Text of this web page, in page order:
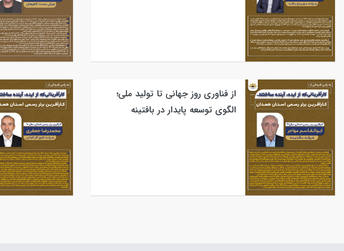
از فناوری روز جهانی تا تولید ملی؛
الگوی توسعه پایدار در بافتینه